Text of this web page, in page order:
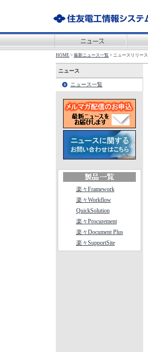
HOME > 最新ニュース一覧 > ニュースリリース
ニュース
ニュース一覧
楽々Framework
楽々Workflow
QuickSolution
楽々Procurement
楽々Document Plus
楽々SupportSite